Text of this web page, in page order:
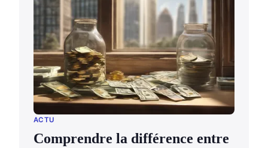
ACTU
Comprendre la différence entre